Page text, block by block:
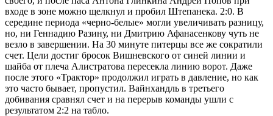
входе в зоне можно щелкнул и пробил Штепанека. 2:0. В
середине периода «черно-белые» могли увеличивать разницу,
но, ни Геннадию Разину, ни Дмитрию Афанасенкову чуть не
везло в завершении. На 30 минуте питерцы все же сократили
счет. Цели достиг бросок Вишневского от синей линии и
шайба от плеча Алистратова пересекла линию ворот. Даже
после этого «Трактор» продолжил играть в давление, но как
это часто бывает, пропустил. Вайнхандль в третьего
добивания сравнял счет и на перерыв команды ушли с
результатом 2:2 на табло.